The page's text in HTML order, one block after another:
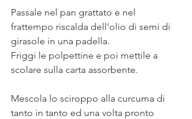
Passale nel pan grattato e nel
frattempo riscalda dell'olio di semi di
girasole in una padella.
Friggi le polpettine e poi mettile a
scolare sulla carta assorbente.
Mescola lo sciroppo alla curcuma di
tanto in tanto ed una volta pronto